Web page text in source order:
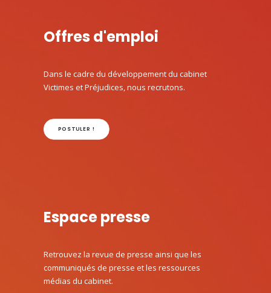
Offres d'emploi
Dans le cadre du développement du cabinet
Victimes et Préjudices, nous recrutons.
POSTULER !
Espace presse
Retrouvez la revue de presse ainsi que les
communiqués de presse et les ressources
médias du cabinet.